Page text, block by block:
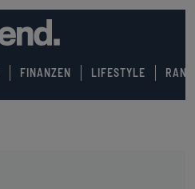
FINANZEN LIFESTYLE